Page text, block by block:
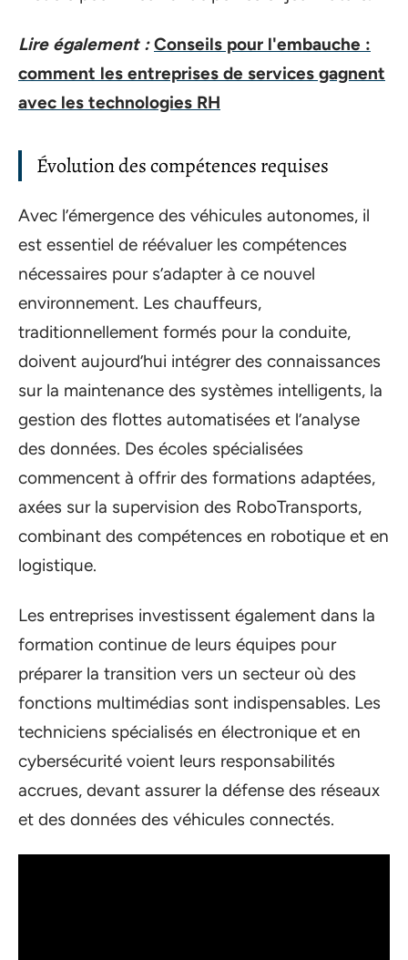
Lire également : Conseils pour l'embauche :
comment les entreprises de services gagnent
avec les technologies RH
Évolution des compétences requises
Avec l’émergence des véhicules autonomes, il
est essentiel de réévaluer les compétences
nécessaires pour s’adapter à ce nouvel
environnement. Les chauffeurs,
traditionnellement formés pour la conduite,
doivent aujourd’hui intégrer des connaissances
sur la maintenance des systèmes intelligents, la
gestion des flottes automatisées et l’analyse
des données. Des écoles spécialisées
commencent à offrir des formations adaptées,
axées sur la supervision des RoboTransports,
combinant des compétences en robotique et en
logistique.
Les entreprises investissent également dans la
formation continue de leurs équipes pour
préparer la transition vers un secteur où des
fonctions multimédias sont indispensables. Les
techniciens spécialisés en électronique et en
cybersécurité voient leurs responsabilités
accrues, devant assurer la défense des réseaux
et des données des véhicules connectés.